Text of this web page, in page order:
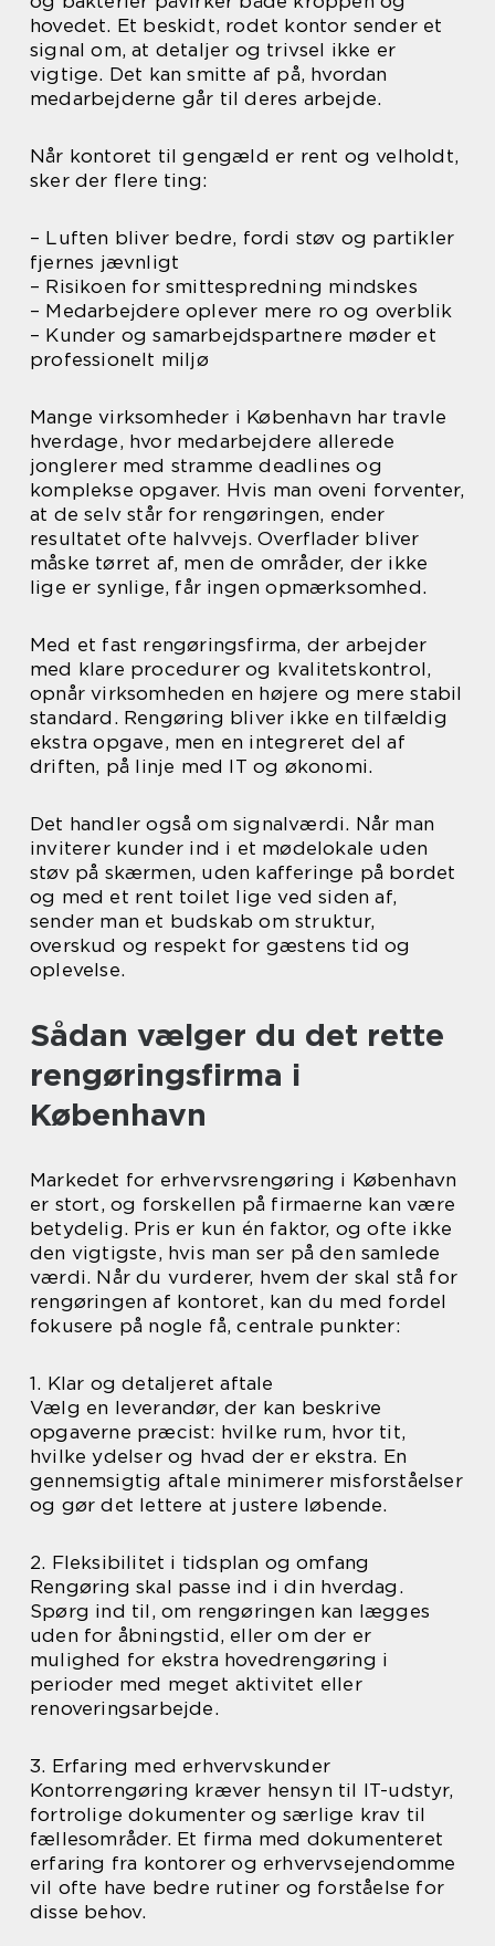
hovedet. Et beskidt, rodet kontor sender et
signal om, at detaljer og trivsel ikke er
vigtige. Det kan smitte af på, hvordan
medarbejderne går til deres arbejde.
Når kontoret til gengæld er rent og velholdt,
sker der flere ting:
– Luften bliver bedre, fordi støv og partikler
fjernes jævnligt
– Risikoen for smittespredning mindskes
– Medarbejdere oplever mere ro og overblik
– Kunder og samarbejdspartnere møder et
professionelt miljø
Mange virksomheder i København har travle
hverdage, hvor medarbejdere allerede
jonglerer med stramme deadlines og
komplekse opgaver. Hvis man oveni forventer,
at de selv står for rengøringen, ender
resultatet ofte halvvejs. Overflader bliver
måske tørret af, men de områder, der ikke
lige er synlige, får ingen opmærksomhed.
Med et fast rengøringsfirma, der arbejder
med klare procedurer og kvalitetskontrol,
opnår virksomheden en højere og mere stabil
standard. Rengøring bliver ikke en tilfældig
ekstra opgave, men en integreret del af
driften, på linje med IT og økonomi.
Det handler også om signalværdi. Når man
inviterer kunder ind i et mødelokale uden
støv på skærmen, uden kafferinge på bordet
og med et rent toilet lige ved siden af,
sender man et budskab om struktur,
overskud og respekt for gæstens tid og
oplevelse.
Sådan vælger du det rette
rengøringsfirma i
København
Markedet for erhvervsrengøring i København
er stort, og forskellen på firmaerne kan være
betydelig. Pris er kun én faktor, og ofte ikke
den vigtigste, hvis man ser på den samlede
værdi. Når du vurderer, hvem der skal stå for
rengøringen af kontoret, kan du med fordel
fokusere på nogle få, centrale punkter:
1. Klar og detaljeret aftale
Vælg en leverandør, der kan beskrive
opgaverne præcist: hvilke rum, hvor tit,
hvilke ydelser og hvad der er ekstra. En
gennemsigtig aftale minimerer misforståelser
og gør det lettere at justere løbende.
2. Fleksibilitet i tidsplan og omfang
Rengøring skal passe ind i din hverdag.
Spørg ind til, om rengøringen kan lægges
uden for åbningstid, eller om der er
mulighed for ekstra hovedrengøring i
perioder med meget aktivitet eller
renoveringsarbejde.
3. Erfaring med erhvervskunder
Kontorrengøring kræver hensyn til IT-udstyr,
fortrolige dokumenter og særlige krav til
fællesområder. Et firma med dokumenteret
erfaring fra kontorer og erhvervsejendomme
vil ofte have bedre rutiner og forståelse for
disse behov.